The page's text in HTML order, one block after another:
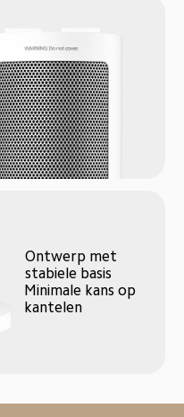
Ontwerp met
stabiele basis
Minimale kans op
kantelen